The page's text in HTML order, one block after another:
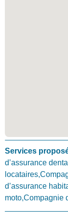
Services
d’assurance
d’assurance
moto,Compagnie